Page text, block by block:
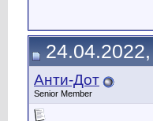
Анти-Дот
Senior Member